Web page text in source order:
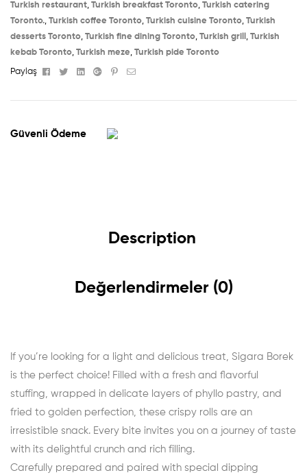
Turkish restaurant, Turkish breakfast Toronto, Turkish catering
Toronto., Turkish coffee Toronto, Turkish cuisine Toronto, Turkish
desserts Toronto, Turkish fine dining Toronto, Turkish grill , Turkish
kebab Toronto, Turkish meze, Turkish pide Toronto
Paylaş Facebook
TwitterLinkedinGoogle+Pinterest
Email
Güvenli Ödeme
Description
Değerlendirmeler (0)
If you’re looking for a light and delicious treat, Sigara Borek
is the perfect choice! Filled with a fresh and flavorful
stuffing, wrapped in delicate layers of phyllo pastry, and
fried to golden perfection, these crispy rolls are an
irresistible snack. Every bite invites you on a journey of taste
with its delightful crunch and rich filling.
Carefully prepared and paired with special dipping